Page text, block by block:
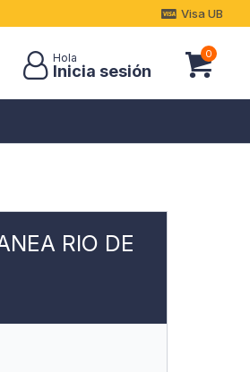
0
Visa UB
RIO DE